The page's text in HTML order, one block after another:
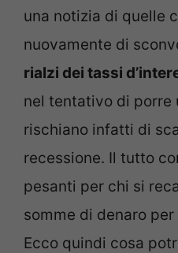
una notizia di quelle
nuovamente di
rialzi dei tassi
nel tentativo di porre
rischiano infatti di
recessione. Il tutto
pesanti per chi si
somme di denaro
Ecco quindi cosa